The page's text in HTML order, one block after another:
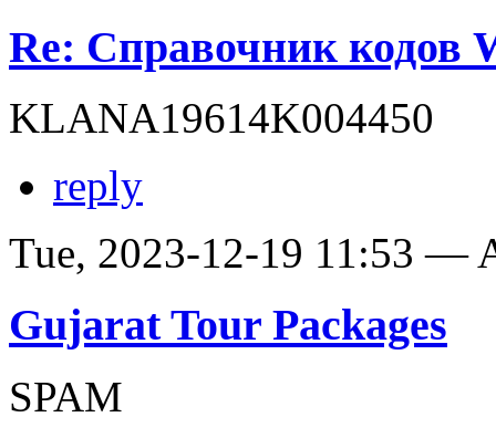
Re: Справочник кодов
KLANA19614K004450
reply
Tue, 2023-12-19 11:53 —
Gujarat Tour Packages
SPAM